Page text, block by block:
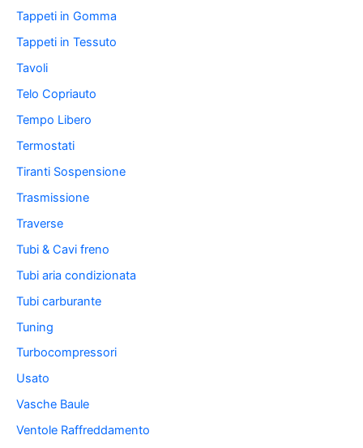
Tappeti in Gomma
Tappeti in Tessuto
Tavoli
Telo Copriauto
Tempo Libero
Termostati
Tiranti Sospensione
Trasmissione
Traverse
Tubi & Cavi freno
Tubi aria condizionata
Tubi carburante
Tuning
Turbocompressori
Usato
Vasche Baule
Ventole Raffreddamento